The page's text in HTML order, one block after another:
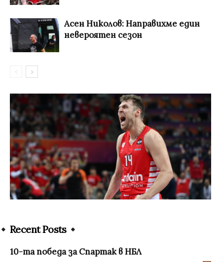
Асен Николов: Направихме един
невероятен сезон
Recent Posts
10-та победа за Спартак в НБЛ